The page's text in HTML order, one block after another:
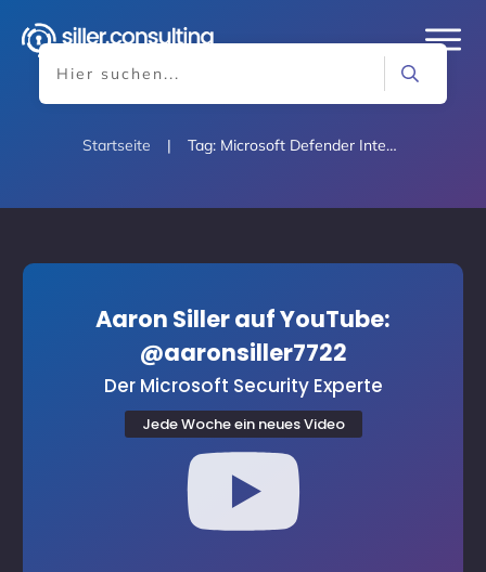
Startseite | Tag: Microsoft Defender Integration
Aaron Siller auf YouTube:
@aaronsiller7722
Der Microsoft Security Experte
Jede Woche ein neues Video